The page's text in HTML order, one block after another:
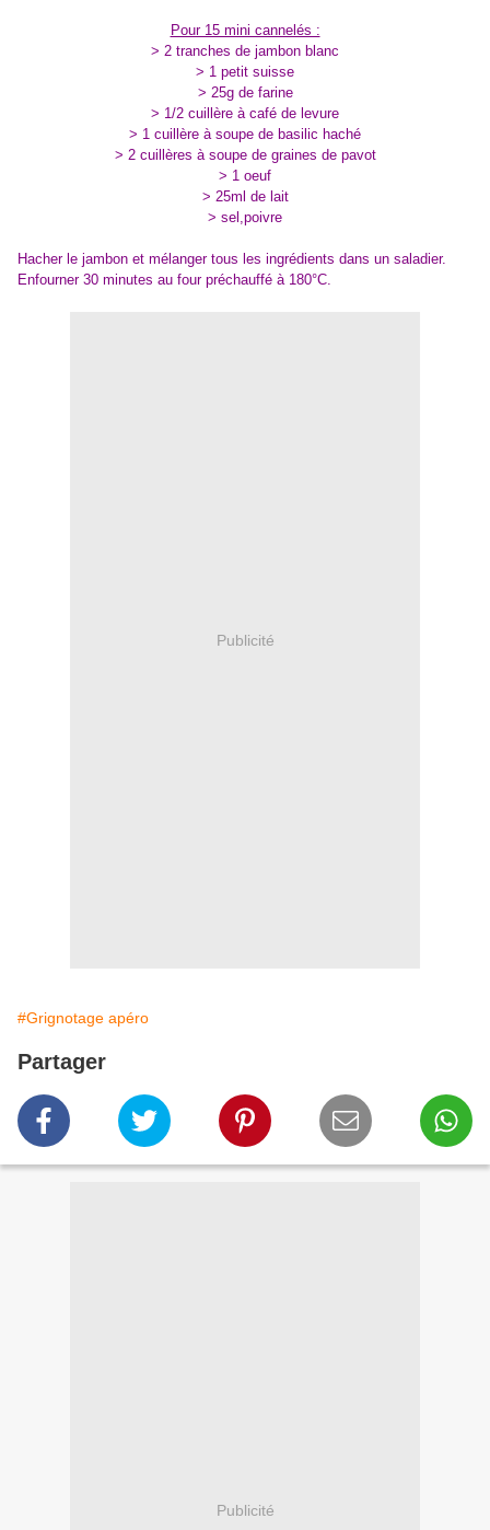
Pour 15 mini cannelés :
> 2 tranches de jambon blanc
> 1 petit suisse
> 25g de farine
> 1/2 cuillère à café de levure
> 1 cuillère à soupe de basilic haché
> 2 cuillères à soupe de graines de pavot
> 1 oeuf
> 25ml de lait
> sel,poivre
Hacher le jambon et mélanger tous les ingrédients dans un saladier.
Enfourner 30 minutes au four préchauffé à 180°C.
Publicité
#Grignotage apéro
Partager
Publicité